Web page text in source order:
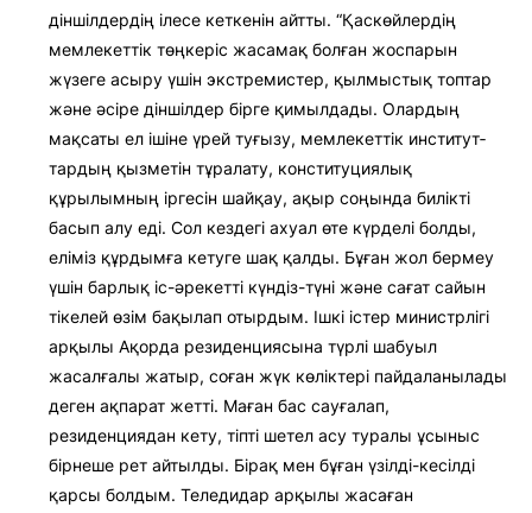
діншілдердің ілесе кеткенін айтты. “Қаскөйлердің
мемлекеттік төңкеріс жасамақ болған жоспарын
жүзеге асыру үшін экстремистер, қылмыстық топ­тар
және әсіре діншілдер бірге қи­мылдады. Олардың
мақсаты ел іші­не үрей туғызу, мемлекеттік инс­ти­тут­
тардың қызметін тұралату, конс­ти­туциялық
құрылымның іргесін шайқау, ақыр соңында билікті
басып алу еді. Сол кездегі ахуал өте күрделі болды,
еліміз құрдымға кетуге шақ қалды. Бұған жол бермеу
үшін барлық іс-әрекетті күндіз-түні және сағат сайын
тікелей өзім бақылап отырдым. Ішкі істер министрлігі
арқылы Ақорда резиденциясына түрлі шабуыл
жасалғалы жатыр, соған жүк көліктері пайдаланылады
деген ақпарат жетті. Маған бас сауғалап,
резиденциядан кету, тіпті шетел асу туралы ұсыныс
бірнеше рет айтылды. Бірақ мен бұған үзілді-кесілді
қарсы болдым. Теледидар арқылы жасаған